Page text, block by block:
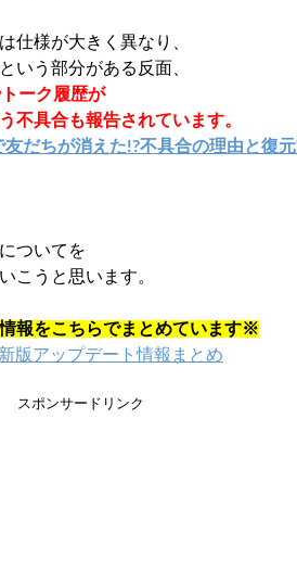
仕様が大きく異なり、
いう部分がある反面、
ーク履歴が
不具合も報告されています。
友だちが消えた!?不具合の理由と復
ついてを
こうと思います。
報をこちらでまとめています※
版アップデート情報まとめ
スポンサードリンク